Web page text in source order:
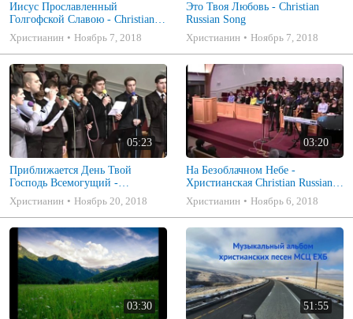
Иисус Прославленный
Голгофской Славою - Christian
Russian Song
Христианин Ноябрь 7, 2018
Это Твоя Любовь - Christian
Russian Song
Христианин
Ноябрь 7, 2018
05:23
Приближается День Твой
Господь Всемогущий -
Христианская Christian Russian
Song
Христианин Ноябрь 20, 2018
03:20
На Безоблачном Небе -
Христианская Christian Russian
Song
Христианин Ноябрь 6, 2018
03:30 51:55